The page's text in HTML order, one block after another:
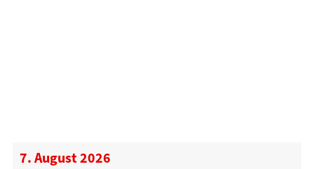
7. August 2026